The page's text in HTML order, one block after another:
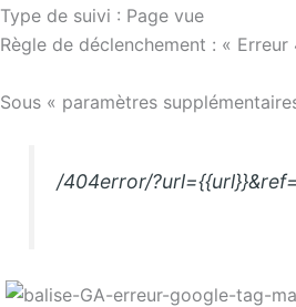
Type de suivi : Page vue
Règle de déclenchement : «
Sous « paramètres
/404error/